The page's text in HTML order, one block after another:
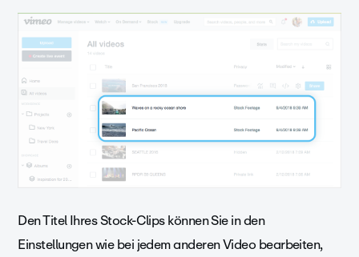
Den Titel Ihres Stock-Clips können Sie in den
Einstellungen wie bei jedem anderen Video bearbeiten,